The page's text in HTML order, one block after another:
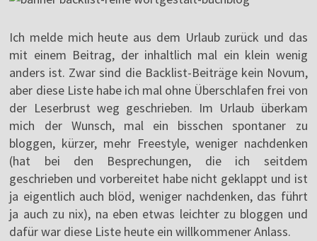
Ich melde mich heute aus dem Urlaub zurück und das
mit einem Beitrag, der inhaltlich mal ein klein wenig
anders ist. Zwar sind die Backlist-Beiträge kein Novum,
aber diese Liste habe ich mal ohne Überschlafen frei von
der Leserbrust weg geschrieben. Im Urlaub überkam
mich der Wunsch, mal ein bisschen spontaner zu
bloggen, kürzer, mehr Freestyle, weniger nachdenken
(hat bei den Besprechungen, die ich seitdem
geschrieben und vorbereitet habe nicht geklappt und ist
ja eigentlich auch blöd, weniger nachdenken, das führt
ja auch zu nix), na eben etwas leichter zu bloggen und
dafür war diese Liste heute ein willkommener Anlass.